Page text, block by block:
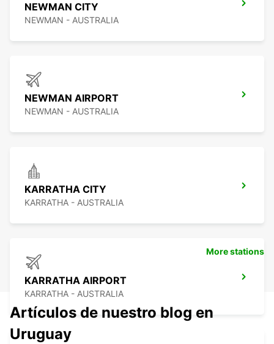
NEWMAN CITY
NEWMAN - AUSTRALIA
NEWMAN AIRPORT
NEWMAN - AUSTRALIA
KARRATHA CITY
KARRATHA - AUSTRALIA
KARRATHA AIRPORT
KARRATHA - AUSTRALIA
More stations
Artículos de nuestro blog en
Uruguay